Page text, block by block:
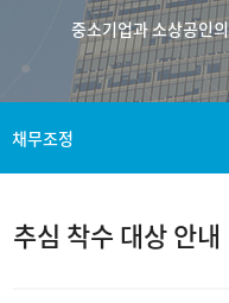
중소기업과 소상공인
채무조정
추심 착수 대상 안내